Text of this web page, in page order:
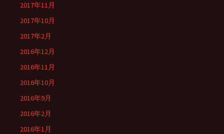
2017年11月
2017年10月
2017年2月
2016年12月
2016年11月
2016年10月
2016年9月
2016年2月
2016年1月